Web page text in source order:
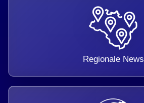
Regionale News